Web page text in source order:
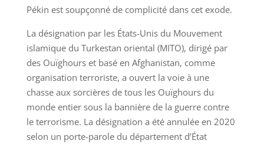
Pékin est soupçonné de complicité dans cet exode.
La désignation par les États-Unis du Mouvement
islamique du Turkestan oriental (MITO), dirigé par
des Ouïghours et basé en Afghanistan, comme
organisation terroriste, a ouvert la voie à une
chasse aux sorcières de tous les Ouïghours du
monde entier sous la bannière de la guerre contre
le terrorisme. La désignation a été annulée en 2020
selon un porte-parole du département d’État